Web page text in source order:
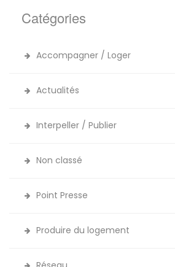
Catégories
Accompagner / Loger
Actualités
Interpeller / Publier
Non classé
Point Presse
Produire du logement